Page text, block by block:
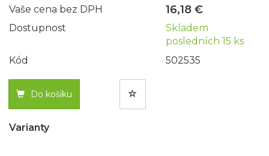
Vaše cena bez DPH 16,18 €
Dostupnost
Skladem
posledních 15 ks
Kód
502535
Do košíku
Varianty